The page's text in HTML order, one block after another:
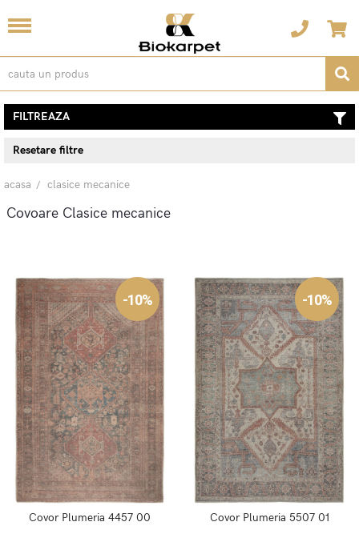
FILTREAZA
Resetare filtre
acasa clasice mecanice
Covoare Clasice mecanice
-10%
Covor Plumeria 4457 00
-10%
Covor Plumeria 5507 01